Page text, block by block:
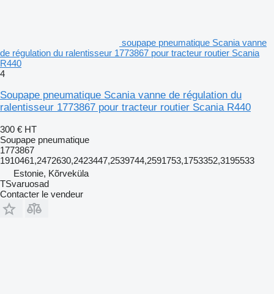
soupape pneumatique Scania vanne
de régulation du ralentisseur 1773867 pour tracteur routier Scania
R440
4
Soupape pneumatique Scania vanne de régulation du
ralentisseur 1773867 pour tracteur routier Scania R440
300 € HT
Soupape pneumatique
1773867
1910461,2472630,2423447,2539744,2591753,1753352,3195533
Estonie, Kõrveküla
TSvaruosad
Contacter le vendeur